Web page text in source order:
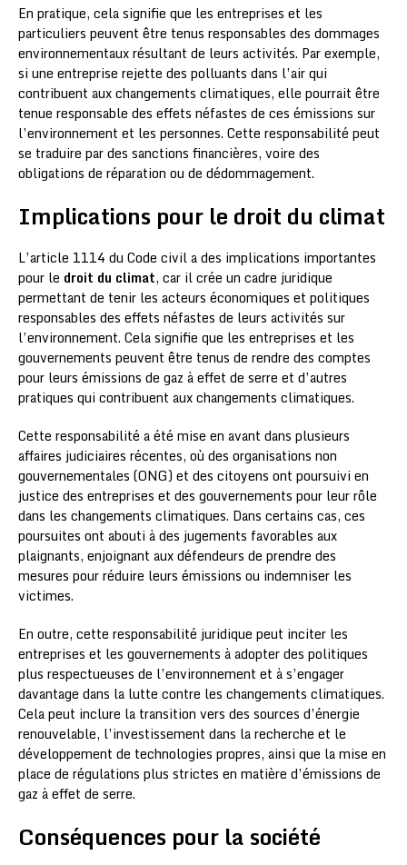
En pratique, cela signifie que les entreprises et les
particuliers peuvent être tenus responsables des dommages
environnementaux résultant de leurs activités. Par exemple,
si une entreprise rejette des polluants dans l’air qui
contribuent aux changements climatiques, elle pourrait être
tenue responsable des effets néfastes de ces émissions sur
l’environnement et les personnes. Cette responsabilité peut
se traduire par des sanctions financières, voire des
obligations de réparation ou de dédommagement.
Implications pour le droit du climat
L’article 1114 du Code civil a des implications importantes
pour le droit du climat, car il crée un cadre juridique
permettant de tenir les acteurs économiques et politiques
responsables des effets néfastes de leurs activités sur
l’environnement. Cela signifie que les entreprises et les
gouvernements peuvent être tenus de rendre des comptes
pour leurs émissions de gaz à effet de serre et d’autres
pratiques qui contribuent aux changements climatiques.
Cette responsabilité a été mise en avant dans plusieurs
affaires judiciaires récentes, où des organisations non
gouvernementales (ONG) et des citoyens ont poursuivi en
justice des entreprises et des gouvernements pour leur rôle
dans les changements climatiques. Dans certains cas, ces
poursuites ont abouti à des jugements favorables aux
plaignants, enjoignant aux défendeurs de prendre des
mesures pour réduire leurs émissions ou indemniser les
victimes.
En outre, cette responsabilité juridique peut inciter les
entreprises et les gouvernements à adopter des politiques
plus respectueuses de l’environnement et à s’engager
davantage dans la lutte contre les changements climatiques.
Cela peut inclure la transition vers des sources d’énergie
renouvelable, l’investissement dans la recherche et le
développement de technologies propres, ainsi que la mise en
place de régulations plus strictes en matière d’émissions de
gaz à effet de serre.
Conséquences pour la société